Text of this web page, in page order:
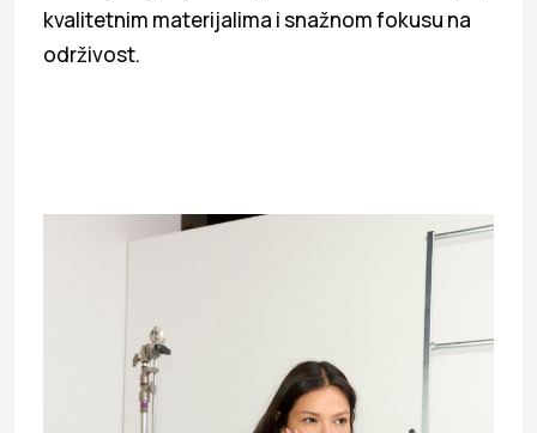
kvalitetnim materijalima i snažnom fokusu na
održivost.